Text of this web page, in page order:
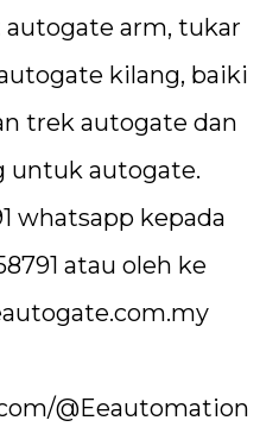
arm, tukar
kilang, baiki
trek autogate dan
untuk autogate.
whatsapp kepada
atau oleh ke
@Eeautomation